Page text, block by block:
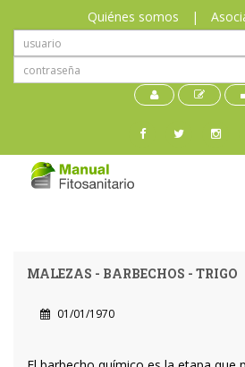
Quiénes somos |
MALEZAS - BARBECHOS - TRIGO
01/01/1970